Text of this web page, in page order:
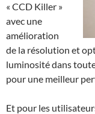
« CCD Killer »
avec une
amélioration
de la résolution et
luminosité dans
pour une meilleur
Et pour les